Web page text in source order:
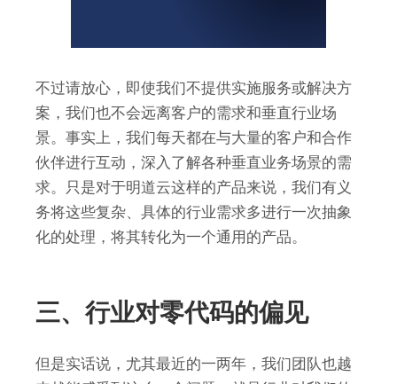
不过请放心，即使我们不提供实施服务或解决方
案，我们也不会远离客户的需求和垂直行业场
景。事实上，我们每天都在与大量的客户和合作
伙伴进行互动，深入了解各种垂直业务场景的需
求。只是对于明道云这样的产品来说，我们有义
务将这些复杂、具体的行业需求多进行一次抽象
化的处理，将其转化为一个通用的产品。
三、行业对零代码的偏见
但是实话说，尤其最近的一两年，我们团队也越